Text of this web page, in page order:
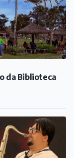
da Biblioteca